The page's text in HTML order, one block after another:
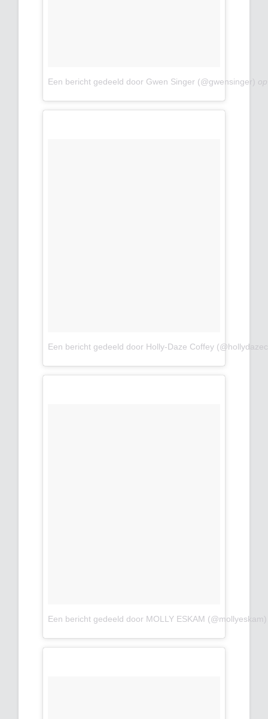
Een bericht gedeeld door Gwen Singer (@gwensinger)
Een bericht gedeeld door Holly-Daze Coffey
Een bericht gedeeld door MOLLY ESKAM (@mollyeskam)